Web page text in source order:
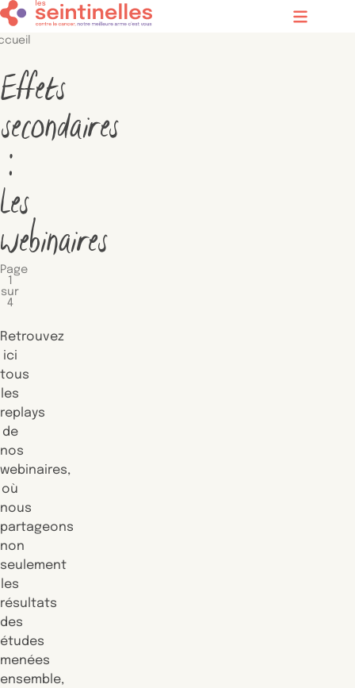
Contenu principal
Menu
Effets
secondaires
:
Les
webinaires
Page
1
sur
4
Retrouvez
ici
tous
les
replays
de
nos
webinaires,
où
nous
partageons
non
seulement
les
résultats
des
études
menées
ensemble,